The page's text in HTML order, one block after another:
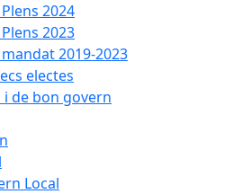
2024
2023
2019-2023
electes
i de bon govern
Local